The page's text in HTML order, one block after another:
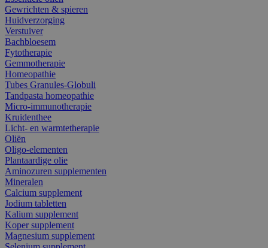
Gewrichten & spieren
Huidverzorging
Verstuiver
Bachbloesem
Fytotherapie
Gemmotherapie
Homeopathie
Tubes Granules-Globuli
Tandpasta homeopathie
Micro-immunotherapie
Kruidenthee
Licht- en warmtetherapie
Oliën
Oligo-elementen
Plantaardige olie
Aminozuren supplementen
Mineralen
Calcium supplement
Jodium tabletten
Kalium supplement
Koper supplement
Magnesium supplement